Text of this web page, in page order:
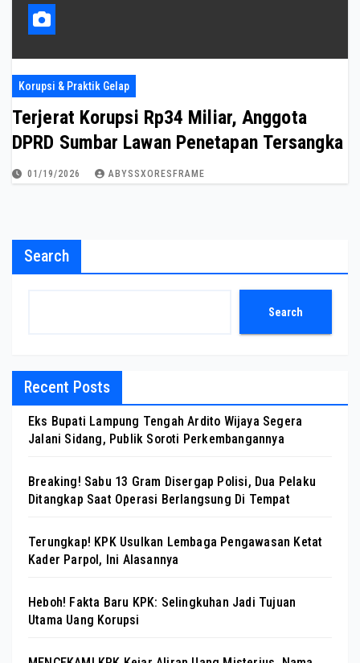
Korupsi & Praktik Gelap
Terjerat Korupsi Rp34 Miliar, Anggota
DPRD Sumbar Lawan Penetapan Tersangka
01/19/2026 ABYSSXORESFRAME
Search
Search
Recent Posts
Eks Bupati Lampung Tengah Ardito Wijaya Segera
Jalani Sidang, Publik Soroti Perkembangannya
Breaking! Sabu 13 Gram Disergap Polisi, Dua Pelaku
Ditangkap Saat Operasi Berlangsung Di Tempat
Terungkap! KPK Usulkan Lembaga Pengawasan Ketat
Kader Parpol, Ini Alasannya
Heboh! Fakta Baru KPK: Selingkuhan Jadi Tujuan
Utama Uang Korupsi